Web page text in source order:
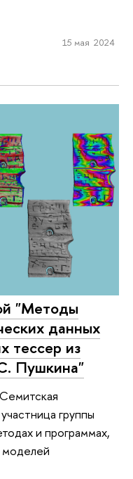
15 мая 2024
"Методы
данных
тессер из
Пушкина"
группы
и программах,
моделей